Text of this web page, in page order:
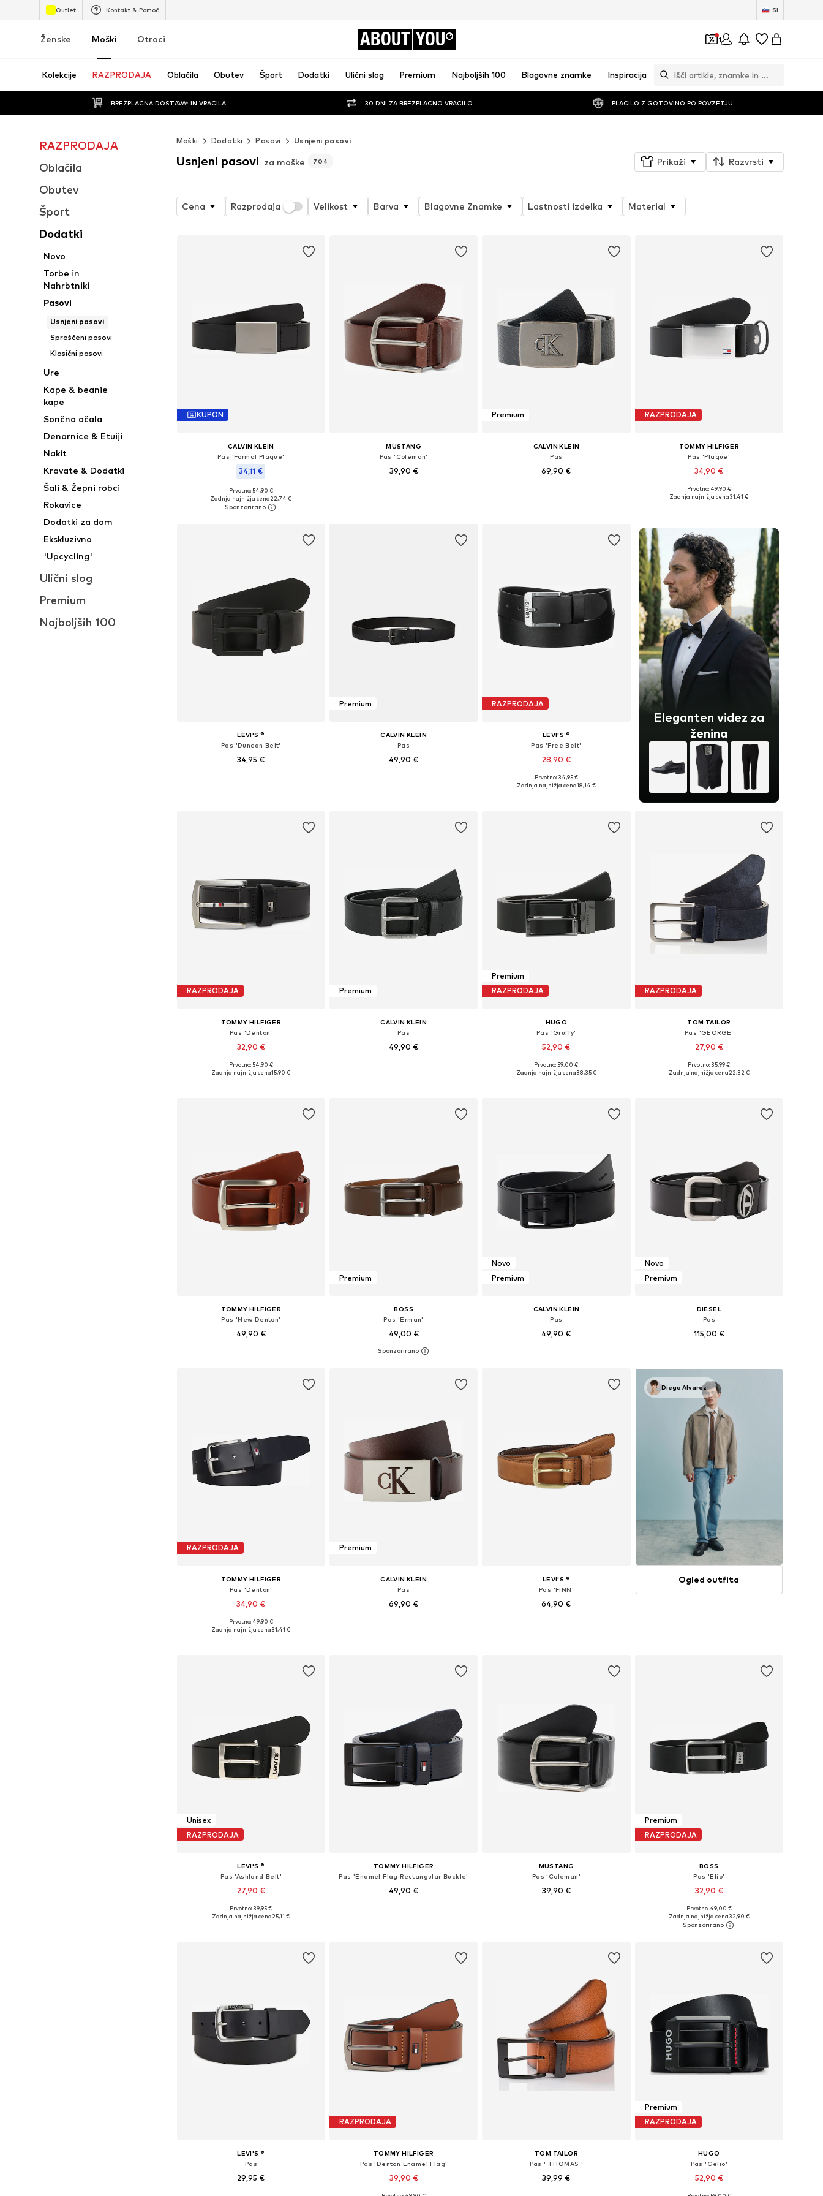
Outlet Kontakt & Pomoč SI
Ženske Moški Otroci ABOUT YOU 1
Kolekcije RAZPRODAJA Oblačila Obutev Šport Dodatki Ulični slog Premium Najboljših 100 Blagovne znamke Inspiracija
BREZPLAČNA DOSTAVA* IN VRAČILA 30 DNI ZA BREZPLAČNO VRAČILO PLAČILO Z GOTOVINO PO POVZETJU
RAZPRODAJA
Oblačila
Obutev
Šport
Dodatki
Novo
Torbe in
Nahrbtniki
Pasovi
Usnjeni pasovi
Sproščeni pasovi
Klasični pasovi
Ure
Kape & beanie
kape
Sončna očala
Denarnice & Etuiji
Nakit
Kravate & Dodatki
Šali & Žepni robci
Rokavice
Dodatki za dom
Ekskluzivno
'Upcycling'
Ulični slog
Premium
Najboljših 100
Moški Dodatki Pasovi Usnjeni pasovi
Usnjeni pasovi za moške 704 Prikaži Razvrsti
Cena Razprodaja Velikost Barva Blagovne Znamke Lastnosti izdelka Material
KUPON
CALVIN KLEIN
Pas 'Formal Plaque'
34,11 €
Razpoložljive velikosti: 80, 85, 90, 100, 105
Dodaj v košarico
Prvotno: 54,90 €
Zadnja najnižja cena22,74 €
MUSTANG
Pas 'Coleman'
39,90 €
Premium
CALVIN KLEIN
Pas
69,90 €
RAZPRODAJA
TOMMY HILFIGER
Pas 'Plaque'
34,90 €
Na voljo v različnih velikostih
Prvotno: 49,90 €
Zadnja najnižja cena31,41 €
LEVI'S ®
Pas 'Duncan Belt'
34,95 €
Premium
CALVIN KLEIN
Pas
49,90 €
RAZPRODAJA
LEVI'S ®
Pas 'Free Belt'
28,90 €
+3
Na voljo v različnih velikostih
Prvotno: 34,95 €
Zadnja najnižja cena18,14 €
Eleganten videz za
ženina
RAZPRODAJA
TOMMY HILFIGER
Pas 'Denton'
32,90 €
Na voljo v različnih velikostih
Prvotno: 54,90 €
Zadnja najnižja cena15,90 €
Premium
CALVIN KLEIN
Pas
49,90 €
Premium
RAZPRODAJA
HUGO
Pas 'Gruffy'
52,90 €
Razpoložljive velikosti: 80-105
Prvotno: 59,00 €
Zadnja najnižja cena38,35 €
RAZPRODAJA
TOM TAILOR
Pas 'GEORGE'
27,90 €
Prvotno: 35,99 €
Zadnja najnižja cena22,32 €
TOMMY HILFIGER
Pas 'New Denton'
49,90 €
Premium
BOSS
Pas 'Erman'
49,00 €
Razpoložljive velikosti: 90, 95, 100, 105
Novo
Premium
CALVIN KLEIN
Pas
49,90 €
Novo
Premium
DIESEL
Pas
115,00 €
Dodaj v košarico
RAZPRODAJA
TOMMY HILFIGER
Pas 'Denton'
34,90 €
Na voljo v različnih velikostih
Prvotno: 49,90 €
Zadnja najnižja cena31,41 €
Premium
CALVIN KLEIN
Pas
69,90 €
LEVI'S ®
Pas 'FINN'
64,90 €
Diego Alvarez
Ogled outfita
Unisex
RAZPRODAJA
LEVI'S ®
Pas 'Ashland Belt'
27,90 €
Na voljo v različnih velikostih
Prvotno: 39,95 €
Zadnja najnižja cena25,11 €
TOMMY HILFIGER
Pas 'Enamel Flag Rectangular Buckle'
49,90 €
MUSTANG
Pas 'Coleman'
39,90 €
Premium
RAZPRODAJA
BOSS
Pas 'Elio'
32,90 €
Razpoložljive velikosti: 85, 90, 95, 100, 105
Dodaj v košarico
Prvotno: 49,00 €
Zadnja najnižja cena32,90 €
LEVI'S ®
Pas
29,95 €
RAZPRODAJA
TOMMY HILFIGER
Pas 'Denton Enamel Flag'
39,90 €
TOM TAILOR
Pas ' THOMAS '
39,99 €
Premium
RAZPRODAJA
HUGO
Pas 'Gelio'
52,90 €